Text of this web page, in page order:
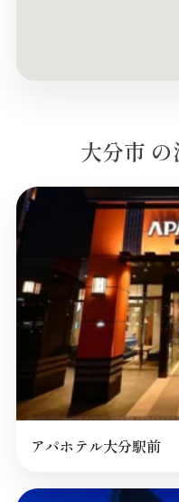
大分市
アパホテル大分駅前